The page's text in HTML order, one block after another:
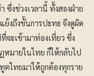
ซึ่งช่วงเวลานี้ ทั้งสองฝ่าย
ย้งถึงขั้นการปะทะ จึงดูผิด
ะเข้ามาท่องเที่ยว ซึ่ง
หมายในไทย ก็ให้กลับไป
ตไทยมาให้ถูกต้องทุกราย